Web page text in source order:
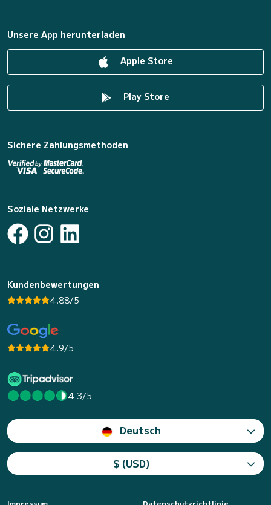
Unsere App herunterladen
Apple Store
Play Store
Sichere Zahlungsmethoden
Soziale Netzwerke
Kundenbewertungen
4.88/5
4.9/5
4.3/5
Deutsch
$ (USD)
Impressum Datenschutzrichtlinie